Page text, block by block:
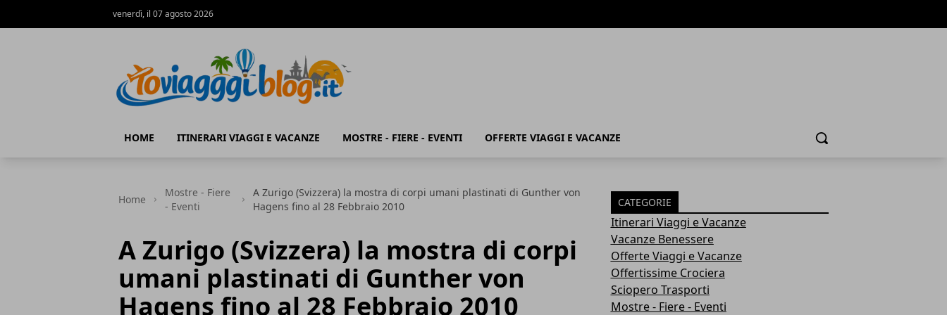
venerdì, il 07 agosto 2026
HOME ITINERARI VIAGGI E VACANZE MOSTRE - FIERE - EVENTI OFFERTE VIAGGI E VACANZE Cerca
Home
Mostre - Fiere
- Eventi
A Zurigo (Svizzera) la mostra di corpi umani plastinati di Gunther von
Hagens fino al 28 Febbraio 2010
A Zurigo (Svizzera) la mostra di corpi
umani plastinati di Gunther von
Hagens fino al 28 Febbraio 2010
CATEGORIE
Itinerari Viaggi e Vacanze
Vacanze Benessere
Offerte Viaggi e Vacanze
Offertissime Crociera
Sciopero Trasporti
Mostre - Fiere - Eventi